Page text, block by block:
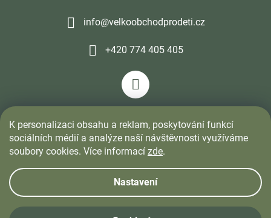
K personalizaci obsahu a reklam, poskytování funkcí
sociálních médií a analýze naší návštěvnosti využíváme
soubory cookies. Více informací zde.
Nastavení
info@velkoobchodprodeti.cz
+420 774 405 405
Vytvořil Shoptet&PekneWeby